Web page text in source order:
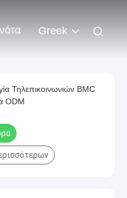
Greek
Τηλεπικοινωνιών BMC
ODM